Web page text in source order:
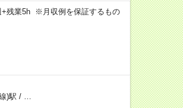
残業5h ※月収例を保証するもの
)駅 /